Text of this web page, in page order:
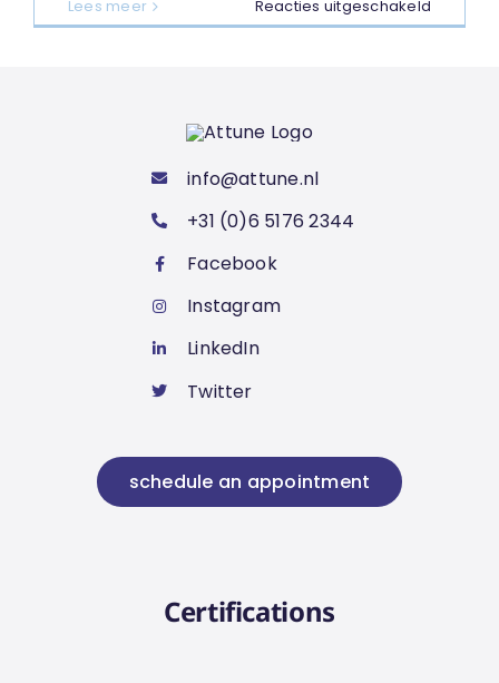
Lees meer Reacties uitgeschakeld
Nooit
info@attune.nl
+31 (0)6 5176 2344
Facebook
Instagram
LinkedIn
Twitter
schedule an appointment
Certifications